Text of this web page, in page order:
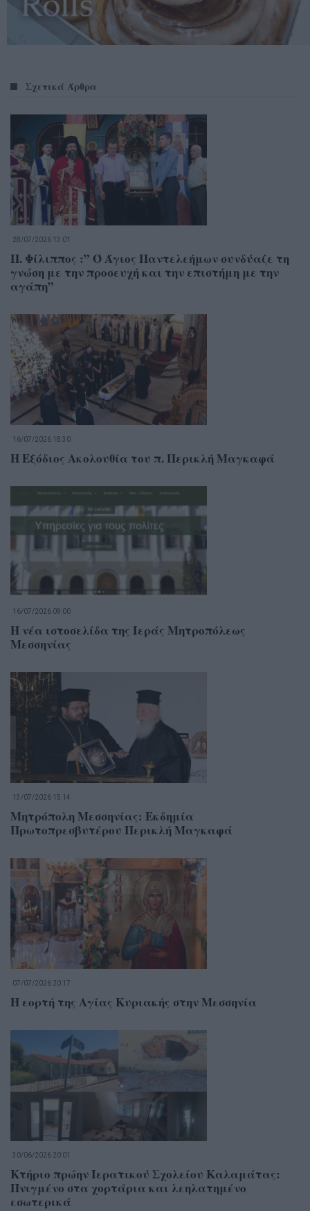
Σχετικά Άρθρα
28/07/2026 13:01
Π. Φίλιππος :” Ό Άγιος Παντελεήμων συνδύαζε τη
γνώση με την προσευχή και την επιστήμη με την
αγάπη”
16/07/2026 18:30
Η Εξόδιος Ακολουθία του π. Περικλή Μαγκαφά
16/07/2026 09:00
Η νέα ιστοσελίδα της Ιεράς Μητροπόλεως
Μεσσηνίας
13/07/2026 15:14
Μητρόπολη Μεσσηνίας: Εκδημία
Πρωτοπρεσβυτέρου Περικλή Μαγκαφά
07/07/2026 20:17
Η εορτή της Αγίας Κυριακής στην Μεσσηνία
30/06/2026 20:01
Κτήριο πρώην Ιερατικού Σχολείου Καλαμάτας:
Πνιγμένο στα χορτάρια και λεηλατημένο
εσωτερικά